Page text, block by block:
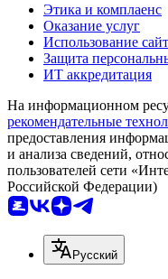
Этика и комплаенс
Оказание услуг
Использование
Защита
ИТ аккредитация
На информационном
рекомендательные
предоставления
и анализа сведений,
пользователей сети
Российской Федерации)
Русский